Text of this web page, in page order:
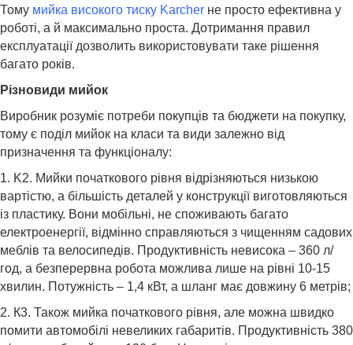
Тому мийка високого тиску Karcher не просто ефективна у
роботі, а й максимально проста. Дотримання правил
експлуатації дозволить використовувати таке рішення
багато років.
Різновиди мийок
Виробник розуміє потреби покупців та бюджети на покупку,
тому є поділ мийок на класи та види залежно від
призначення та функціоналу:
1. K2. Мийки початкового рівня відрізняються низькою
вартістю, а більшість деталей у конструкції виготовляються
із пластику. Вони мобільні, не споживають багато
електроенергії, відмінно справляються з чищенням садових
меблів та велосипедів. Продуктивність невисока – 360 л/
год, а безперервна робота можлива лише на рівні 10-15
хвилин. Потужність – 1,4 кВт, а шланг має довжину 6 метрів;
2. К3. Також мийка початкового рівня, але можна швидко
помити автомобілі невеликих габаритів. Продуктивність 380